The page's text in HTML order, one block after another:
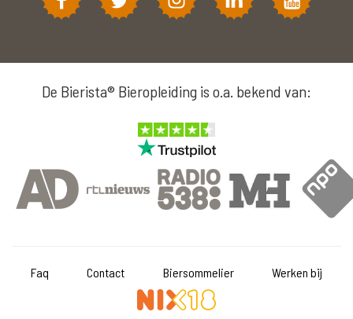
De Bierista® Bieropleiding is o.a. bekend van:
Faq Contact Biersommelier Werken bij